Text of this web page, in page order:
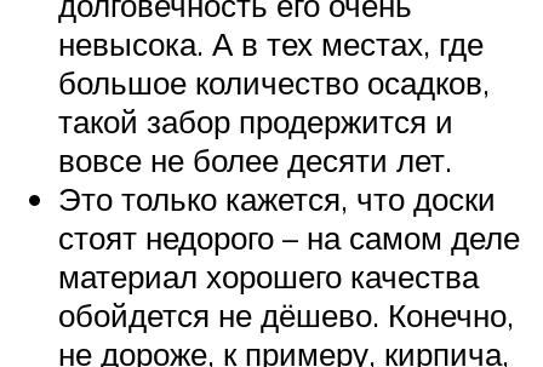
невысока. А в тех местах, где
большое количество осадков,
такой забор продержится и
вовсе не более десяти лет.
Это только кажется, что доски
стоят недорого – на самом деле
материал хорошего качества
обойдется не дёшево. Конечно,
не дороже, к примеру, кирпича,